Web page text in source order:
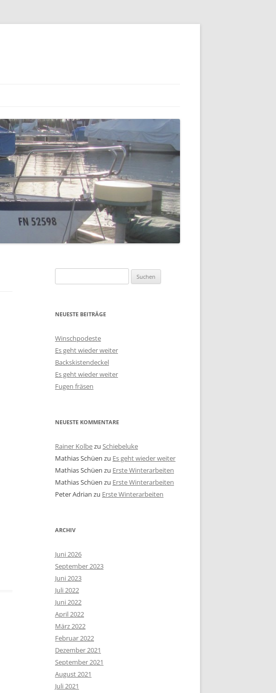
nach:
NEUESTE BEITRÄGE
Winschpodeste
Es geht wieder weiter
Backskistendeckel
Es geht wieder weiter
Fugen fräsen
NEUESTE KOMMENTARE
Rainer Kolbezu Schiebeluke
Mathias Schüen zu Es geht wieder weiter
Mathias Schüen zu Erste Winterarbeiten
Mathias Schüen zu Erste Winterarbeiten
Peter Adrian zu Erste Winterarbeiten
ARCHIV
Juni 2026
September 2023
Juni 2023
Juli 2022
Juni 2022
April 2022
März 2022
Februar 2022
Dezember 2021
September 2021
August 2021
Juli 2021